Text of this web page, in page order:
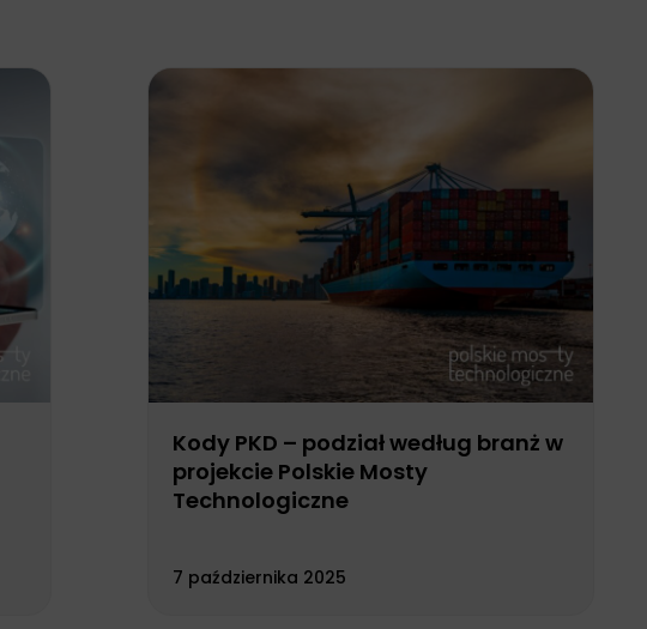
Kody PKD – podział według branż w
projekcie Polskie Mosty
Technologiczne
7 października 2025